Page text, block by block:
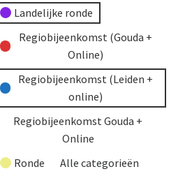
Landelijke ronde
Regiobijeenkomst (Gouda +
Online)
Regiobijeenkomst (Leiden +
online)
Regiobijeenkomst Gouda +
Online
Ronde
Alle categorieën